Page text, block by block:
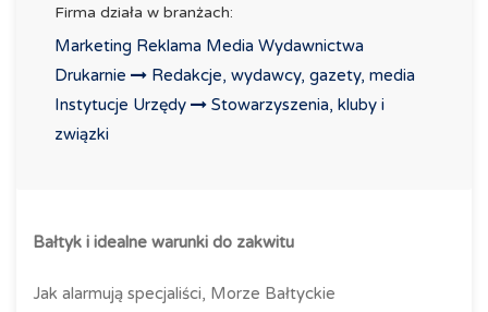
Firma działa w branżach:
Marketing Reklama Media Wydawnictwa
Drukarnie
Redakcje, wydawcy, gazety, media
Instytucje Urzędy
Stowarzyszenia, kluby i
związki
Bałtyk i idealne warunki do zakwitu
Jak alarmują specjaliści, Morze Bałtyckie